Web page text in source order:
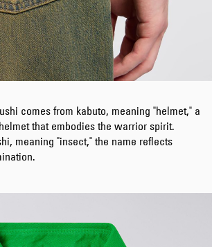
comes from kabuto, meaning "helmet," a
that embodies the warrior spirit.
meaning "insect," the name reflects